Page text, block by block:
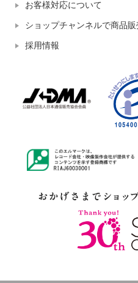
お客様対応について
ショップチャンネルで商品
採用情報